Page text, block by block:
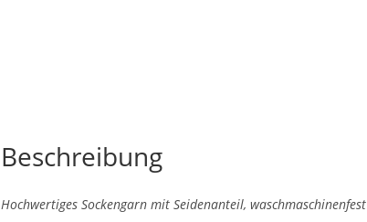
Beschreibung
Hochwertiges Sockengarn mit Seidenanteil, waschmaschinenfest